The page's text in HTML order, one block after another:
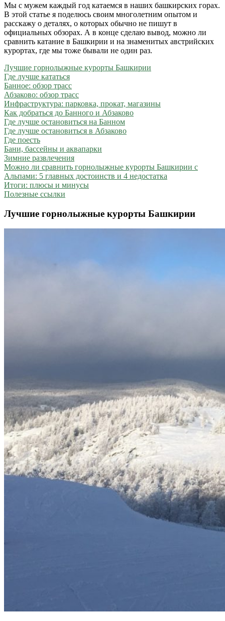
Мы с мужем каждый год катаемся в наших башкирских горах.
В этой статье я поделюсь своим многолетним опытом и
расскажу о деталях, о которых обычно не пишут в
официальных обзорах. А в конце сделаю вывод, можно ли
сравнить катание в Башкирии и на знаменитых австрийских
курортах, где мы тоже бывали не один раз.
Лучшие горнолыжные курорты Башкирии
Где лучше кататься
Банное: обзор трасс
Абзаково: обзор трасс
Инфраструктура: парковка, прокат, магазины
Как добраться до Банного и Абзаково
Где лучше остановиться на Банном
Где лучше остановиться в Абзаково
Где поесть
Бани, бассейны и аквапарки
Зимние развлечения
Можно ли сравнить горнолыжные курорты Башкирии с
Альпами: 5 главных достоинств и 4 недостатка
Итоги: плюсы и минусы
Полезные ссылки
Лучшие горнолыжные курорты Башкирии